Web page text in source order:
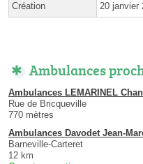
Création 20 janvier
Ambulances
Ambulances LEMARINEL
Rue de Bricqueville
770 mètres
Ambulances Davodet Jean-
Barneville-Carteret
12 km